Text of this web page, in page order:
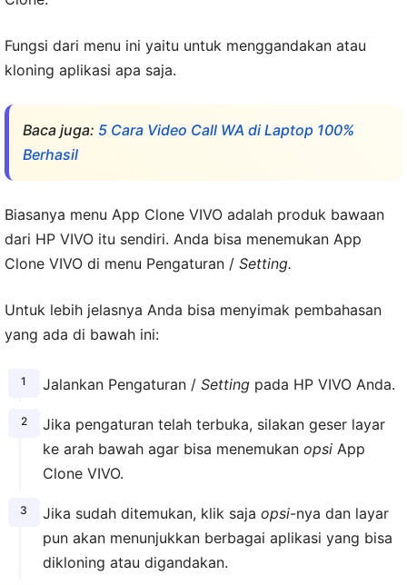
Fungsi dari menu ini yaitu untuk menggandakan atau
kloning aplikasi apa saja.
Baca juga: 5 Cara Video Call WA di Laptop 100%
Berhasil
Biasanya menu App Clone VIVO adalah produk bawaan
dari HP VIVO itu sendiri. Anda bisa menemukan App
Clone VIVO di menu Pengaturan / Setting.
Untuk lebih jelasnya Anda bisa menyimak pembahasan
yang ada di bawah ini:
Jalankan Pengaturan / Settingpada HP VIVO Anda.
Jika pengaturan telah terbuka, silakan geser layar
ke arah bawah agar bisa menemukan opsiApp
Clone VIVO.
Jika sudah ditemukan, klik saja opsi-nya dan layar
pun akan menunjukkan berbagai aplikasi yang bisa
dikloning atau digandakan.